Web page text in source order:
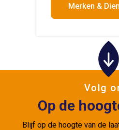
Merken &
Volg
Op de
Blijf op de hoogte van de